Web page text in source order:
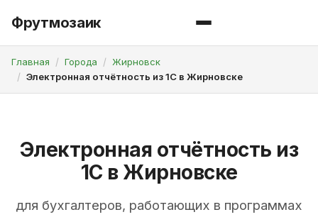
Фрутмозаик
Главная Города
Жирновск
Электронная отчётность из 1С в Жирновске
Электронная отчётность из
1С в Жирновске
для бухгалтеров, работающих в программах